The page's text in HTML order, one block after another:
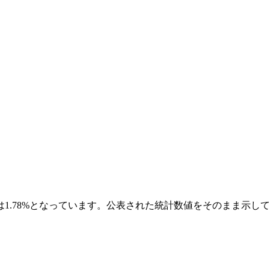
となっています。公表された統計数値をそのまま示して